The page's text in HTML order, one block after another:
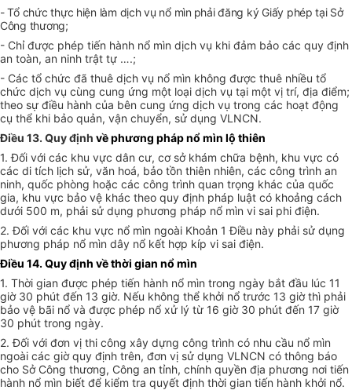
- Tổ chức thực hiện làm dịch vụ nổ mìn phải đăng ký Giấy phép tại Sở
Công thương;
- Chỉ được phép tiến hành nổ mìn dịch vụ khi đảm bảo các quy định
an toàn, an ninh trật tự ….;
- Các tổ chức đã thuê dịch vụ nổ mìn không được thuê nhiều tổ
chức dịch vụ cùng cung ứng một loại dịch vụ tại một vị trí, địa điểm;
theo sự điều hành của bên cung ứng dịch vụ trong các hoạt động
cụ thể khi bảo quản, vận chuyển, sử dụng VLNCN.
Điều 13. Quy định về phương pháp nổ mìn lộ thiên
1. Đối với các khu vực dân cư, cơ sở khám chữa bệnh, khu vực có
các di tích lịch sử, văn hoá, bảo tồn thiên nhiên, các công trình an
ninh, quốc phòng hoặc các công trình quan trọng khác của quốc
gia, khu vực bảo vệ khác theo quy định pháp luật có khoảng cách
dưới 500 m, phải sử dụng phương pháp nổ mìn vi sai phi điện.
2. Đối với các khu vực nổ mìn ngoài Khoản 1 Điều này phải sử dụng
phương pháp nổ mìn dây nổ kết hợp kíp vi sai điện.
Điều 14. Quy định về thời gian nổ mìn
1. Thời gian được phép tiến hành nổ mìn trong ngày bắt đầu lúc 11
giờ 30 phút đến 13 giờ. Nếu không thể khởi nổ trước 13 giờ thì phải
bảo vệ bãi nổ và được phép nổ xử lý từ 16 giờ 30 phút đến 17 giờ
30 phút trong ngày.
2. Đối với đơn vị thi công xây dựng công trình có nhu cầu nổ mìn
ngoài các giờ quy định trên, đơn vị sử dụng VLNCN có thông báo
cho Sở Công thương, Công an tỉnh, chính quyền địa phương nơi tiến
hành nổ mìn biết để kiểm tra quyết định thời gian tiến hành khởi nổ.